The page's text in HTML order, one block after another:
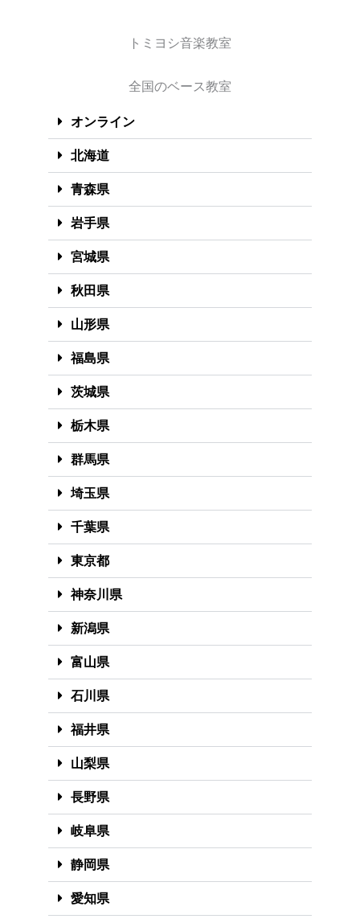
トミヨシ音楽教室
全国のベース教室
オンライン
北海道
青森県
岩手県
宮城県
秋田県
山形県
福島県
茨城県
栃木県
群馬県
埼玉県
千葉県
東京都
神奈川県
新潟県
富山県
石川県
福井県
山梨県
長野県
岐阜県
静岡県
愛知県